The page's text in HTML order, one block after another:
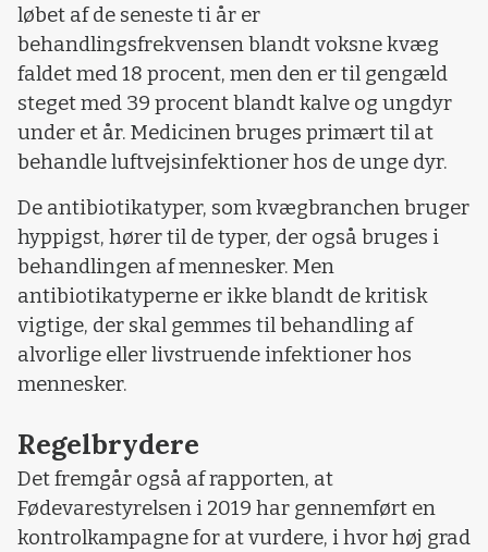
løbet af de seneste ti år er
behandlingsfrekvensen blandt voksne kvæg
faldet med 18 procent, men den er til gengæld
steget med 39 procent blandt kalve og ungdyr
under et år. Medicinen bruges primært til at
behandle luftvejsinfektioner hos de unge dyr.
De antibiotikatyper, som kvægbranchen bruger
hyppigst, hører til de typer, der også bruges i
behandlingen af mennesker. Men
antibiotikatyperne er ikke blandt de kritisk
vigtige, der skal gemmes til behandling af
alvorlige eller livstruende infektioner hos
mennesker.
Regelbrydere
Det fremgår også af rapporten, at
Fødevarestyrelsen i 2019 har gennemført en
kontrolkampagne for at vurdere, i hvor høj grad